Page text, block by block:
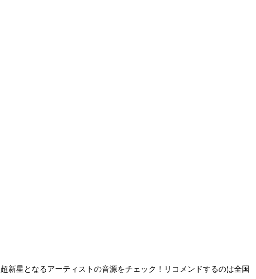
新星となるアーティストの音源をチェック！リコメンドするのは全国